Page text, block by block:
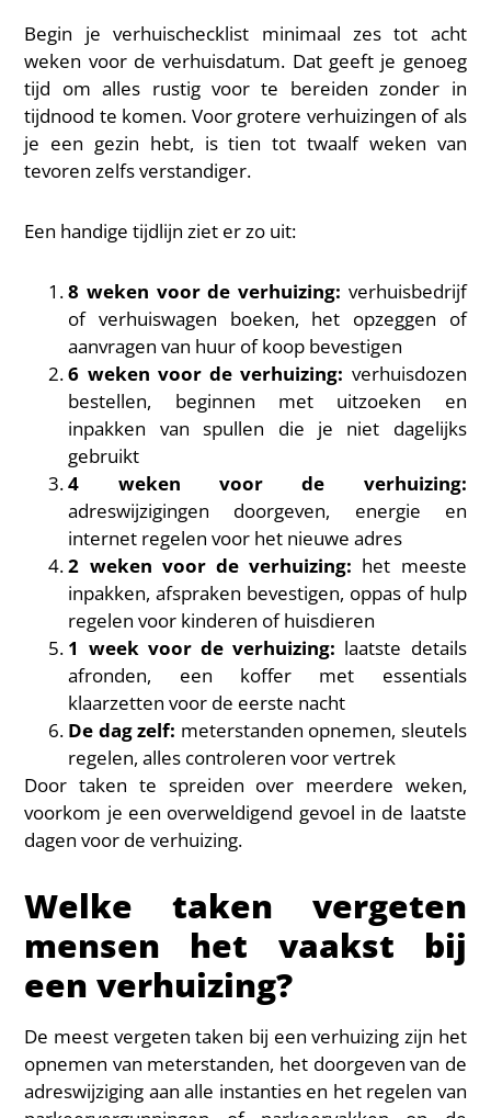
Begin je verhuischecklist minimaal zes tot acht
weken voor de verhuisdatum. Dat geeft je genoeg
tijd om alles rustig voor te bereiden zonder in
tijdnood te komen. Voor grotere verhuizingen of als
je een gezin hebt, is tien tot twaalf weken van
tevoren zelfs verstandiger.
Een handige tijdlijn ziet er zo uit:
8 weken voor de verhuizing: verhuisbedrijf
of verhuiswagen boeken, het opzeggen of
aanvragen van huur of koop bevestigen
6 weken voor de verhuizing: verhuisdozen
bestellen, beginnen met uitzoeken en
inpakken van spullen die je niet dagelijks
gebruikt
4 weken voor de verhuizing:
adreswijzigingen doorgeven, energie en
internet regelen voor het nieuwe adres
2 weken voor de verhuizing: het meeste
inpakken, afspraken bevestigen, oppas of hulp
regelen voor kinderen of huisdieren
1 week voor de verhuizing: laatste details
afronden, een koffer met essentials
klaarzetten voor de eerste nacht
De dag zelf: meterstanden opnemen, sleutels
regelen, alles controleren voor vertrek
Door taken te spreiden over meerdere weken,
voorkom je een overweldigend gevoel in de laatste
dagen voor de verhuizing.
Welke taken vergeten
mensen het vaakst bij
een verhuizing?
De meest vergeten taken bij een verhuizing zijn het
opnemen van meterstanden, het doorgeven van de
adreswijziging aan alle instanties en het regelen van